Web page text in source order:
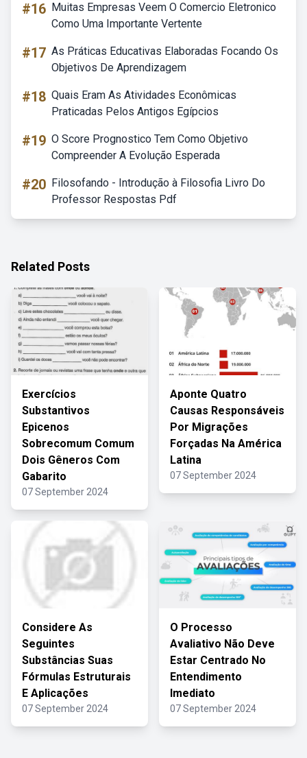
#16 Muitas Empresas Veem O Comercio Eletronico
Como Uma Importante Vertente
#17 As Práticas Educativas Elaboradas Focando Os
Objetivos De Aprendizagem
#18 Quais Eram As Atividades Econômicas
Praticadas Pelos Antigos Egípcios
#19 O Score Prognostico Tem Como Objetivo
Compreender A Evolução Esperada
#20 Filosofando - Introdução à Filosofia Livro Do
Professor Respostas Pdf
Related Posts
Exercícios
Substantivos
Epicenos
Sobrecomum Comum
Dois Gêneros Com
Gabarito
07 September 2024
Aponte Quatro
Causas Responsáveis
Por Migrações
Forçadas Na América
Latina
07 September 2024
Considere As
Seguintes
Substâncias Suas
Fórmulas Estruturais
E Aplicações
07 September 2024
O Processo
Avaliativo Não Deve
Estar Centrado No
Entendimento
Imediato
07 September 2024